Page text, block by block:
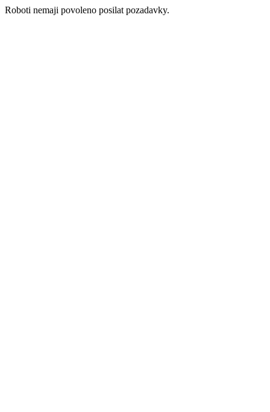
Roboti nemaji povoleno posilat pozadavky.